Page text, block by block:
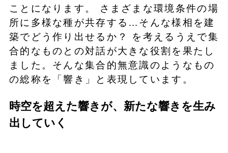
ことになります。 さまざまな環境条件の場
所に多様な種が共存する…そんな様相を建
築でどう作り出せるか？ を考えるうえで集
合的なものとの対話が大きな役割を果たし
ました。そんな集合的無意識のようなもの
の総称を「響き」と表現しています。
時空を超えた響きが、新たな響きを生み
出していく